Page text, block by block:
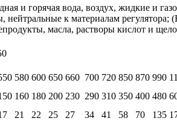
и горячая вода, воздух, жидкие и
нейтральные к материалам регулятора;
масла, растворы кислот и
580 600 650 660 700 720 850 870 990
160 180 200 230 290 310 350 400 480
21 22 25 27 34 41 58 70 135